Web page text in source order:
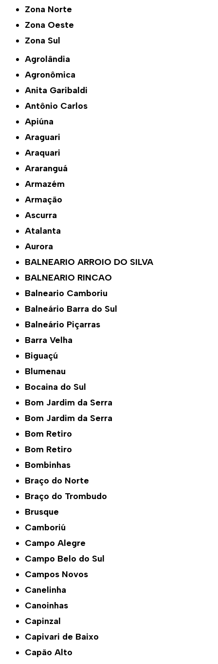
Zona Norte
Zona Oeste
Zona Sul
Agrolândia
Agronômica
Anita Garibaldi
Antônio Carlos
Apiúna
Araguari
Araquari
Araranguá
Armazém
Armação
Ascurra
Atalanta
Aurora
BALNEARIO ARROIO DO SILVA
BALNEARIO RINCAO
Balneario Camboriu
Balneário Barra do Sul
Balneário Piçarras
Barra Velha
Biguaçú
Blumenau
Bocaina do Sul
Bom Jardim da Serra
Bom Jardim da Serra
Bom Retiro
Bom Retiro
Bombinhas
Braço do Norte
Braço do Trombudo
Brusque
Camboriú
Campo Alegre
Campo Belo do Sul
Campos Novos
Canelinha
Canoinhas
Capinzal
Capivari de Baixo
Capão Alto